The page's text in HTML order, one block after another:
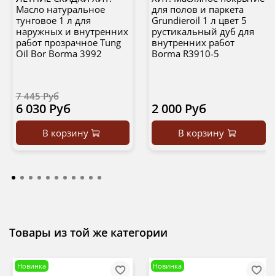
Масло натуральное
тунговое 1 л для
наружных и внутренних
работ прозрачное Tung
Oil Bor Borma 3992
7 445 Руб
6 030 Руб
В корзину
для полов и паркета
Grundieroil 1 л цвет 5
рустикальный дуб для
внутренних работ
Borma R3910-5
2 000 Руб
В корзину
Товары из той же категории
Новинка Новинка